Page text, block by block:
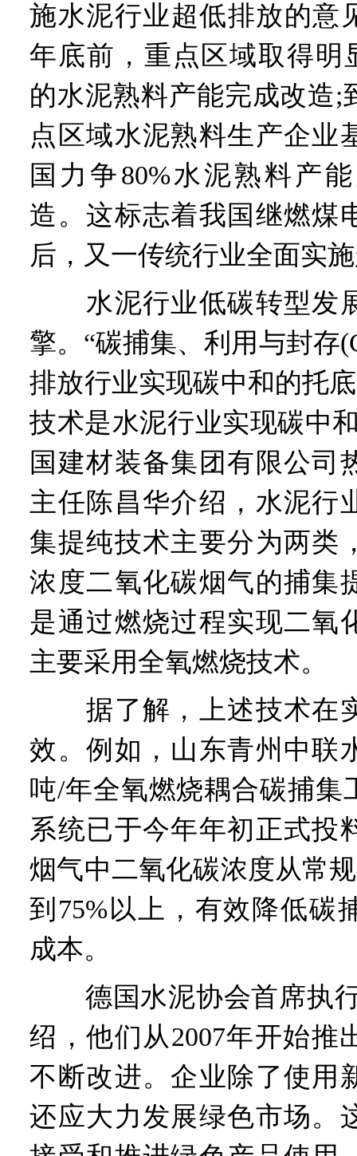
施水泥行业超低排放的意
年底前，重点区域取得明
的水泥熟料产能完成改造;
点区域水泥熟料生产企业
国力争80%水泥熟料产
造。这标志着我国继燃煤
后，又一传统行业全面实
水泥行业低碳转型发
擎。“碳捕集、利用与封存
排放行业实现碳中和的托
技术是水泥行业实现碳中
国建材装备集团有限公司
主任陈昌华介绍，水泥行
集提纯技术主要分为两类
浓度二氧化碳烟气的捕集
是通过燃烧过程实现二氧
主要采用全氧燃烧技术。
据了解，上述技术在
效。例如，山东青州中联
吨/年全氧燃烧耦合碳捕集
系统已于今年年初正式投
烟气中二氧化碳浓度从常
到75%以上，有效降低碳
成本。
德国水泥协会首席执行
绍，他们从2007年开始推
不断改进。企业除了使用
还应大力发展绿色市场。